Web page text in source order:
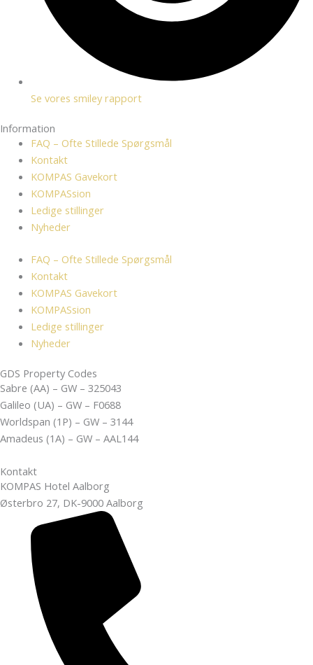
Se vores smiley rapport
Information
FAQ – Ofte Stillede Spørgsmål
Kontakt
KOMPAS Gavekort
KOMPASsion
Ledige stillinger
Nyheder
FAQ – Ofte Stillede Spørgsmål
Kontakt
KOMPAS Gavekort
KOMPASsion
Ledige stillinger
Nyheder
GDS Property Codes
Sabre (AA) – GW – 325043
Galileo (UA) – GW – F0688
Worldspan (1P) – GW – 3144
Amadeus (1A) – GW – AAL144
Kontakt
KOMPAS Hotel Aalborg
Østerbro 27, DK-9000 Aalborg